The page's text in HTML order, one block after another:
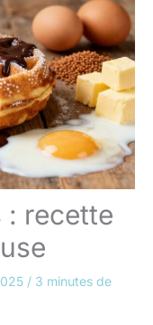
: recette
/ 3 minutes de